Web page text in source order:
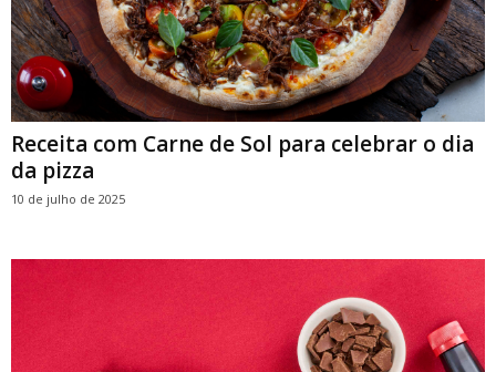
Receita com Carne de Sol para celebrar o dia
da pizza
10 de julho de 2025